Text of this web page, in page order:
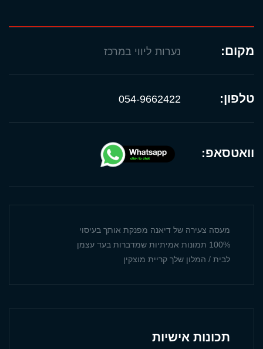
מקום: נערות ליווי במרכז
טלפון: 054-9662422
וואטסאפ:
מעסה צעירה של דיאנה מפנקת אותך בעיסוי
100% תמונות אמיתיות שמדברות בעד עצמן
לבית / המלון שלך קריית מוצקין
תכונות אישיות